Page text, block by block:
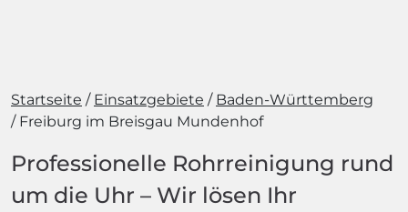
Startseite Einsatzgebiete
Baden-Württemberg
Freiburg im Breisgau Mundenhof
Professionelle Rohrreinigung rund
um die Uhr – Wir lösen Ihr